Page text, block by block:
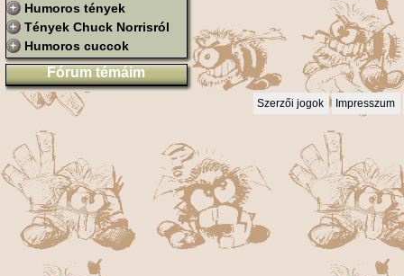
Humoros tények
Tények Chuck Norrisról
Humoros cuccok
Fórum témáim
Szerzői jogok Impresszum